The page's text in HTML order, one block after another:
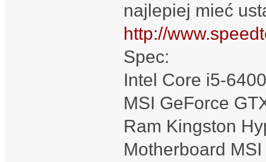
najlepiej mieć
http://
Spec:
Intel Core i5-6400
MSI GeForce
Ram Kingston
Motherboard